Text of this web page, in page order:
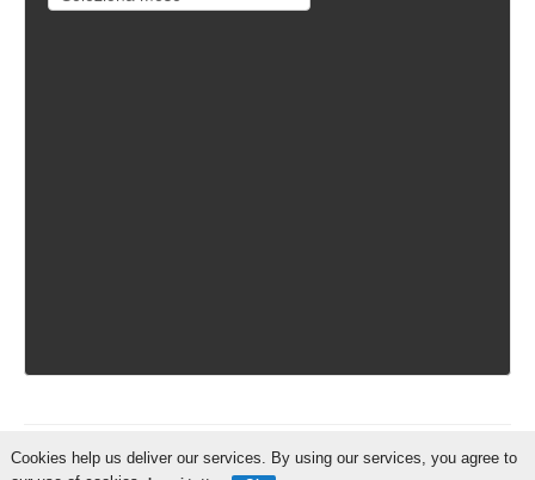
IschiaReporter.it - Curato daPietro Coppa
Cookies help us deliver our services. By using our services, you agree to